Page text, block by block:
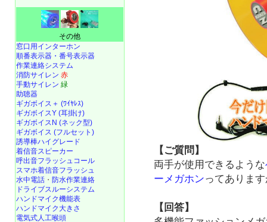
【ご質問】
両手が使用できるような
ーメガホンってありま
【回答】
その他
窓口用インターホン
順番表示器・番号表示器
作業連絡システム
消防サイレン 赤
手動サイレン 緑
助聴器
ギガボイス＋ (ﾜｲﾔﾚｽ)
ギガボイスY (耳掛け)
ギガボイスN (ネック型)
ギガボイス (フルセット)
誘導棒ハイグレード
着信音スピーカー
呼出音フラッシュコール
スマホ着信音フラッシュ
水中電話 ・ 防水作業連絡
ドライブスルーシステム
ハンドマイク機能表
ハンドマイク大きさ
電気式人工喉頭